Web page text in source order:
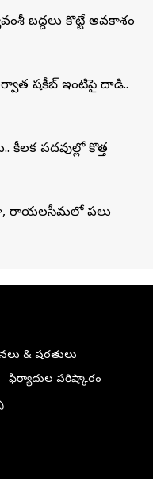
బద్దలు కొట్టే అవకాశం
షకీబ్‌ ఇంటిపై దాడి..
పదవుల్లో కొత్త
రాయలసీమలో పలు
& షరతులు
ఫిర్యాదుల పరిష్కారం